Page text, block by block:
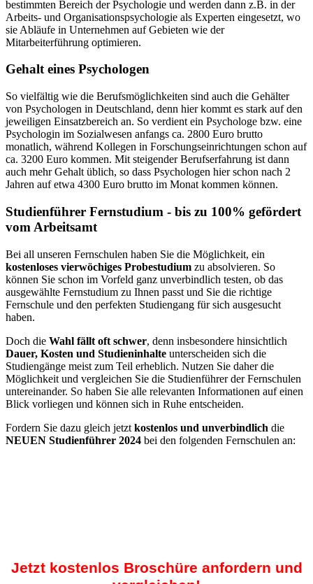
bestimmten Bereich der Psychologie und werden dann z.B. in der
Arbeits- und Organisationspsychologie als Experten eingesetzt, wo
sie Abläufe in Unternehmen auf Gebieten wie der
Mitarbeiterführung optimieren.
Gehalt eines Psychologen
So vielfältig wie die Berufsmöglichkeiten sind auch die Gehälter
von Psychologen in Deutschland, denn hier kommt es stark auf den
jeweiligen Einsatzbereich an. So verdient ein Psychologe bzw. eine
Psychologin im Sozialwesen anfangs ca. 2800 Euro brutto
monatlich, während Kollegen in Forschungseinrichtungen schon auf
ca. 3200 Euro kommen. Mit steigender Berufserfahrung ist dann
auch mehr Gehalt üblich, so dass Psychologen hier schon nach 2
Jahren auf etwa 4300 Euro brutto im Monat kommen können.
Studienführer Fernstudium - bis zu 100% gefördert
vom Arbeitsamt
Bei all unseren Fernschulen haben Sie die Möglichkeit, ein
kostenloses vierwöchiges Probestudium zu absolvieren. So
können Sie schon im Vorfeld ganz unverbindlich testen, ob das
ausgewählte Fernstudium zu Ihnen passt und Sie die richtige
Fernschule und den perfekten Studiengang für sich ausgesucht
haben.
Doch die Wahl fällt oft schwer, denn insbesondere hinsichtlich
Dauer, Kosten und Studieninhalte unterscheiden sich die
Studiengänge meist zum Teil erheblich. Nutzen Sie daher die
Möglichkeit und vergleichen Sie die Studienführer der Fernschulen
untereinander. So haben Sie alle relevanten Informationen auf einen
Blick vorliegen und können sich in Ruhe entscheiden.
Fordern Sie dazu gleich jetzt kostenlos und unverbindlich die
NEUEN Studienführer 2024 bei den folgenden Fernschulen an:
Jetzt kostenlos Broschüre anfordern und